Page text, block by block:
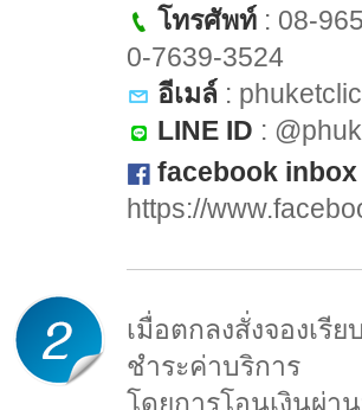
โทรศัพท์ : 08-
0-7639-3524
อีเมล์ :
LINE ID :
facebook inbox
https://
เมื่อตกลงสั่งจองเรี
ชำระค่าบริการ
โดยการโอนเงินผ่